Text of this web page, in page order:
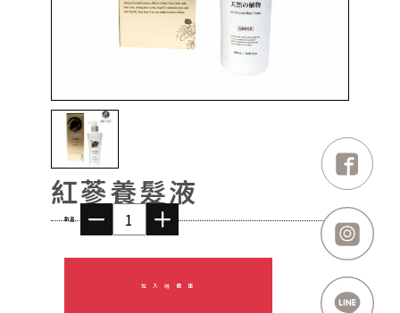
紅蔘養髮液
數量
加 入 詢 價 車